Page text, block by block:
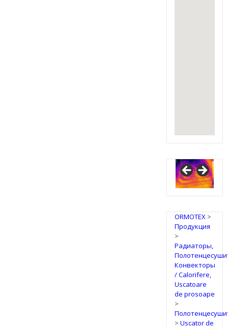
ORMOTEX>
Продукция
>
Радиаторы,
Конвекторы
/ Calorifere,
Uscatoare
de prosoape
>
> Uscator de